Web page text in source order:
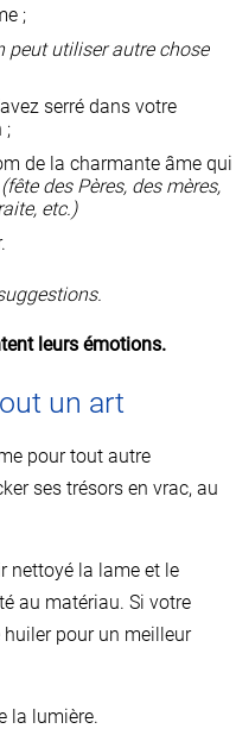
;
peut utiliser autre chose
serré dans votre
;
de la charmante âme qui
(fête des Pères, des mères,
etc.)
leurs émotions.
un art
pour tout autre
ses trésors en vrac, au
nettoyé la lame et le
au matériau. Si votre
pour un meilleur
la lumière.